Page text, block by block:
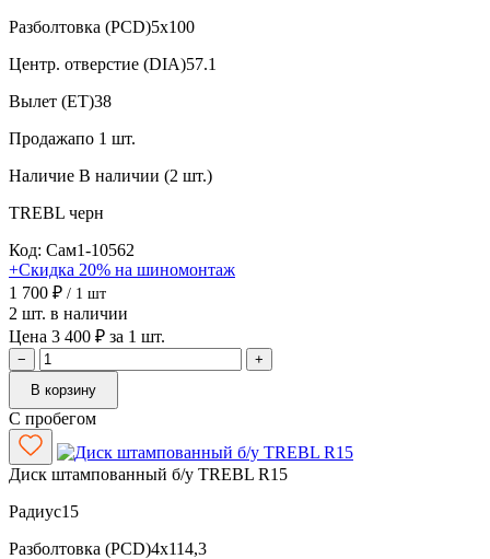
Разболтовка (PCD)5x100
Центр. отверстие (DIA)57.1
Вылет (ET)38
Продажапо 1 шт.
Наличие В наличии (2 шт.)
TREBL черн
Код: Сам1-10562
+Скидка 20% на шиномонтаж
1 700 ₽ / 1 шт
2 шт. в наличии
Цена 3 400 ₽ за 1 шт.
−
+
В корзину
С пробегом
Диск штампованный б/у TREBL R15
Радиус15
Разболтовка (PCD)4x114,3